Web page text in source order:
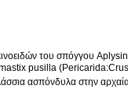
του σπόγγου
pusilla
ασπόνδυλα στην